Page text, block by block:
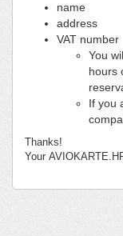
name
address
VAT number
You
hours
If you
Thanks!
Your